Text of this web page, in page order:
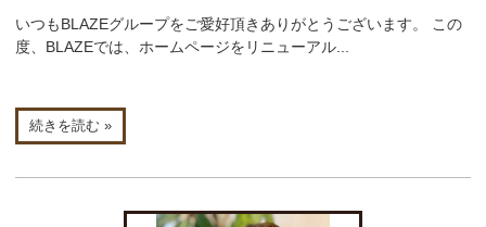
いつもBLAZEグループをご愛好頂きありがとうございます。 この
度、BLAZEでは、ホームページをリニューアル...
続きを読む »